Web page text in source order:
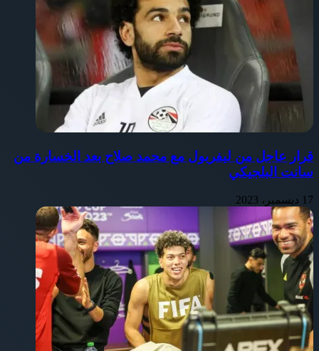
قرار عاجل من ليفربول مع محمد صلاح بعد الخسارة من
سانت البلجيكي
17 ديسمبر، 2023